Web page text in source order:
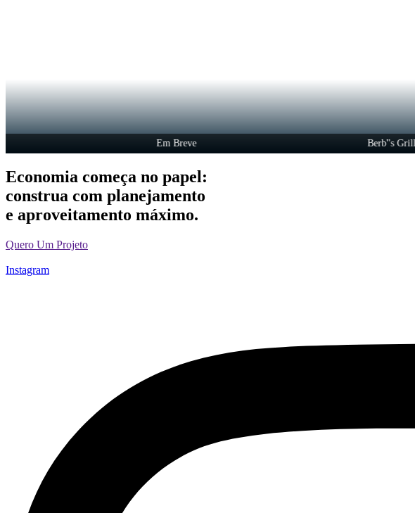
Em Breve Berb''s Grill -
Economia começa no papel:
construa com planejamento
e aproveitamento máximo.
Quero Um Projeto
Instagram